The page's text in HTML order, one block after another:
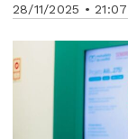
28/11/2025 • 21:07